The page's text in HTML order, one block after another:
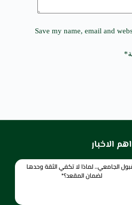
Save my name, email and
*
اهم الاخبار
الجامعي.. لماذا لا تكفي الثقة وحدها
لضمان المقعد؟*